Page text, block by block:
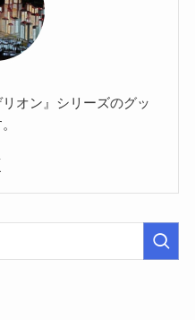
オン』シリーズのグッ